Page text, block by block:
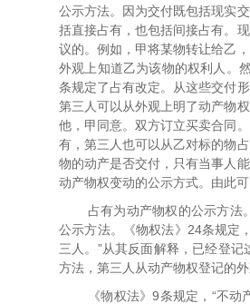
公示方法。因为交付既包括现实
括直接占有，也包括间接占有。
议的。例如，甲将某物转让给乙
外观上知道乙为该物的权利人。
条规定了占有改定。从这些交付
第三人可以从外观上明了动产物
他，甲同意。双方订立买卖合同
有，第三人也可以从乙对标的物
物的动产是否交付，只有当事人
动产物权变动的公示方式。由此
占有为动产物权的公示方法
公示方法。《物权法》24条规定
三人。”从其反面解释，已经登
方法，第三人从动产物权登记的
《物权法》9条规定，“不